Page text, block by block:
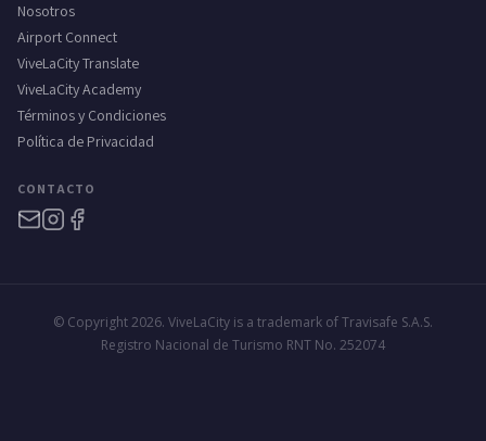
Nosotros
Airport Connect
ViveLaCity Translate
ViveLaCity Academy
Términos y Condiciones
Política de Privacidad
CONTACTO
© Copyright 2026. ViveLaCity is a trademark of Travisafe S.A.S.
Registro Nacional de Turismo RNT No. 252074